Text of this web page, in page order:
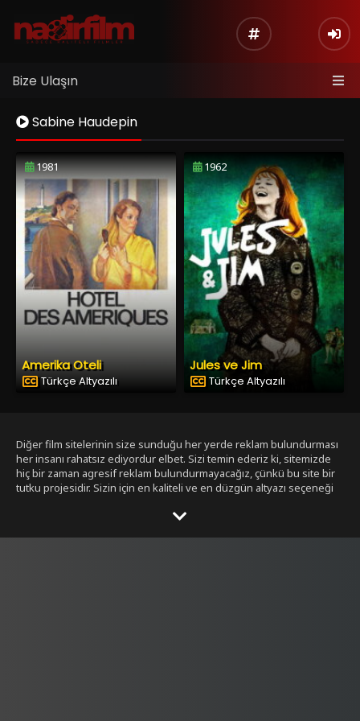
Bize Ulaşın
Sabine Haudepin
1981
Amerika Oteli
Türkçe Altyazılı
1962
Jules ve Jim
Türkçe Altyazılı
Diğer film sitelerinin size sunduğu her yerde reklam bulundurması
her insanı rahatsız ediyordur elbet. Sizi temin ederiz ki, sitemizde
hiç bir zaman agresif reklam bulundurmayacağız, çünkü bu site bir
tutku projesidir. Sizin için en kaliteli ve en düzgün altyazı seçeneği